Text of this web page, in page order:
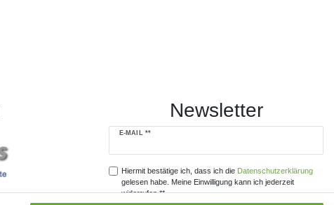
Newsletter
E-MAIL **
Newsletter
Hiermit bestätige ich, dass ich die Daten­schutz­erklärung
gelesen habe. Meine Einwilligung kann ich jederzeit
widerrufen.**